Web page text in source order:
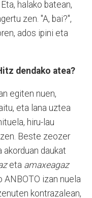
halako batean,
zen. "A, bai?",
ados ipini eta
dendako atea?
egiten nuen,
eta lana uztea
hiru-lau
Beste zeozer
akorduan daukat
eta amaxeagaz
ANBOTO izan nuela
kontrazalean,